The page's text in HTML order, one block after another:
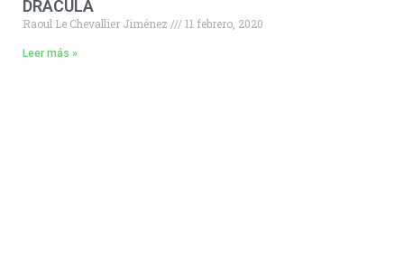
DRÁCULA
Raoul Le Chevallier Jiménez 11 febrero, 2020
Leer más »